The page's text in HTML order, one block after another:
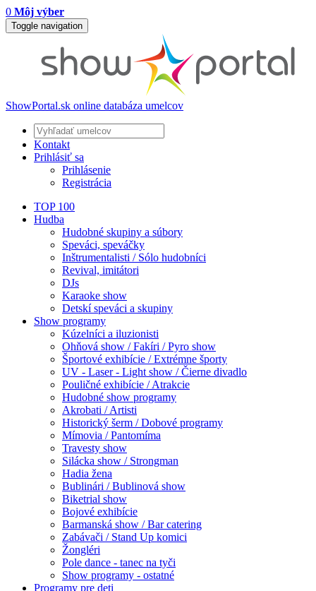
0 Môj výber
Toggle navigation
ShowPortal.sk online databáza umelcov
Kontakt
Prihlásiť sa
Prihlásenie
Registrácia
TOP 100
Hudba
Hudobné skupiny a súbory
Speváci, speváčky
Inštrumentalisti / Sólo hudobníci
Revival, imitátori
DJs
Karaoke show
Detskí speváci a skupiny
Show programy
Kúzelníci a iluzionisti
Ohňová show / Fakíri / Pyro show
Športové exhibície / Extrémne športy
UV - Laser - Light show / Čierne divadlo
Pouličné exhibície / Atrakcie
Hudobné show programy
Akrobati / Artisti
Historický šerm / Dobové programy
Mímovia / Pantomíma
Travesty show
Silácka show / Strongman
Hadia žena
Bublinári / Bublinová show
Biketrial show
Bojové exhibície
Barmanská show / Bar catering
Zabávači / Stand Up komici
Žongléri
Pole dance - tanec na tyči
Show programy - ostatné
Programy pre deti